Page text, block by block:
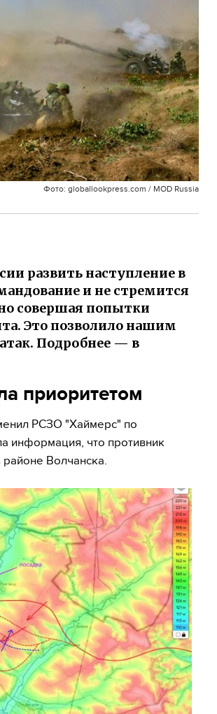
Фото: globallookpress.com / MOD Russia
развить наступление в
и не стремится
совершая попытки
Это позволило нашим
Подробнее — в
приоритетом
РСЗО "Хаймерс" по
информация, что противник
Волчанска.